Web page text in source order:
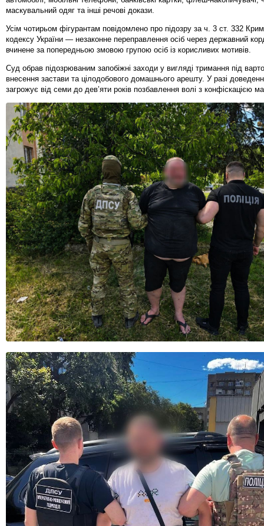
маскувальний одяг та інші речові докази.
Усім чотирьом фігурантам повідомлено про підозру за ч. 3 ст. 332
кодексу України — незаконне переправлення осіб через державний
вчинене за попередньою змовою групою осіб із корисливих мотивів.
Суд обрав підозрюваним запобіжні заходи у вигляді тримання під
внесення застави та цілодобового домашнього арешту. У разі
загрожує від семи до дев’яти років позбавлення волі з конфіскацією